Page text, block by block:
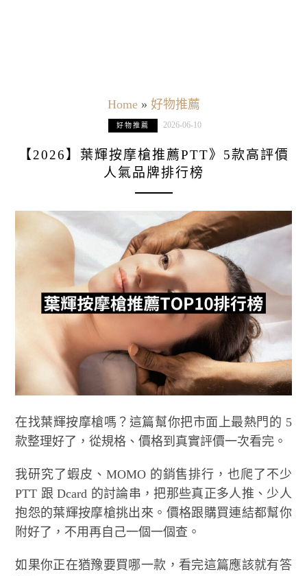
Home» 好物推薦
好物推薦 2026-06-10
【2026】葉輝按摩槍推薦PTT》5款高評價
人氣品牌排行榜
在找葉輝按摩槍嗎？這篇幫你把市面上最熱門的 5
款整理好了，從規格、價格到真實評價一次看完。
我研究了蝦皮、MOMO 的銷售排行，也爬了不少
PTT 跟 Dcard 的討論串，把那些真正多人推、少人
抱怨的葉輝按摩槍挑出來。價格跟購買連結都幫你
附好了，不用再自己一個一個查。
如果你正在猶豫要買哪一款，看完這篇應該就有答